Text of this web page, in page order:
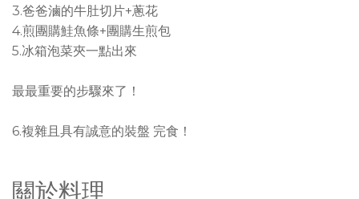
3.爸爸滷的牛肚切片+蔥花
4.煎團購鮭魚條+團購生煎包
5.冰箱泡菜夾一點出來
最最重要的步驟來了！
6.複雜且具有誠意的裝盤 完食！
關於料理